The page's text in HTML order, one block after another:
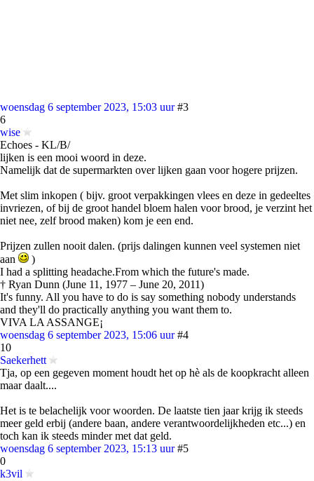
woensdag 6 september 2023, 15:03 uur #3
6
wise
Echoes - KL/B/
lijken is een mooi woord in deze.
Namelijk dat de supermarkten over lijken gaan voor hogere prijzen.
Met slim inkopen ( bijv. groot verpakkingen vlees en deze in gedeeltes
invriezen, of bij de groot handel bloem halen voor brood, je verzint het
niet nee, zelf brood maken) kom je een end.
Prijzen zullen nooit dalen. (prijs dalingen kunnen veel systemen niet
aan
)
I had a splitting headache.From which the future's made.
† Ryan Dunn (June 11, 1977 – June 20, 2011)
It's funny. All you have to do is say something nobody understands
and they'll do practically anything you want them to.
VIVA LA ASSANGE¡
woensdag 6 september 2023, 15:06 uur #4
10
Saekerhett
Tja, op een gegeven moment houdt het op hè als de koopkracht alleen
maar daalt....
Het is te belachelijk voor woorden. De laatste tien jaar krijg ik steeds
meer geld erbij (andere baan, andere verantwoordelijkheden etc...) en
toch kan ik steeds minder met dat geld.
woensdag 6 september 2023, 15:13 uur #5
0
k3vil